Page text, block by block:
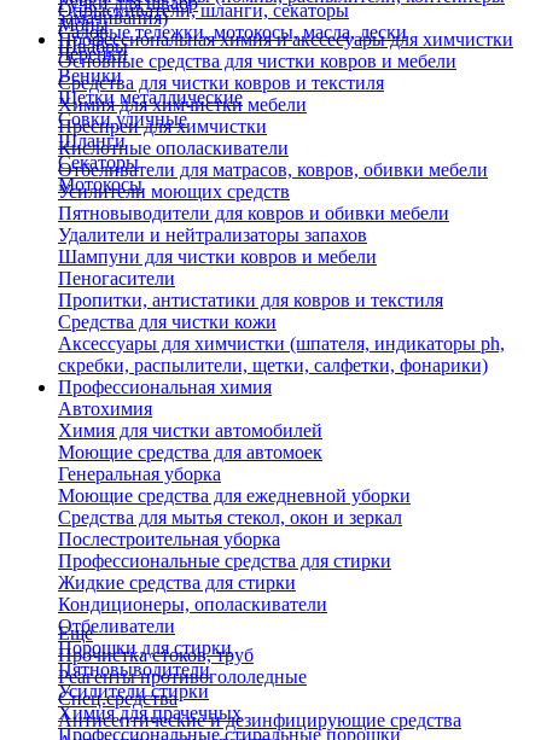
Мопы
Швабры
Опрыскиватели, шланги, секаторы
Садовые тележки, мотокосы, масла, лески
Черенки
Веники
Щетки металлические
Совки уличные
Шланги
Секаторы
Мотокосы
замачивания)
Профессиональная химия и акссесуары для химчистки
Основные средства для чистки ковров и мебели
Средства для чистки ковров и текстиля
Химия для химчистки мебели
Преспреи для химчистки
Кислотные ополаскиватели
Отбеливатели для матрасов, ковров, обивки мебели
Усилители моющих средств
Пятновыводители для ковров и обивки мебели
Удалители и нейтрализаторы запахов
Шампуни для чистки ковров и мебели
Пеногасители
Пропитки, антистатики для ковров и текстиля
Средства для чистки кожи
Аксессуары для химчистки (шпателя, индикаторы ph,
скребки, распылители, щетки, салфетки, фонарики)
Профессиональная химия
Автохимия
Химия для чистки автомобилей
Моющие средства для автомоек
Генеральная уборка
Моющие средства для ежедневной уборки
Средства для мытья стекол, окон и зеркал
Послестроительная уборка
Профессиональные средства для стирки
Жидкие средства для стирки
Кондиционеры, ополаскиватели
Отбеливатели
Порошки для стирки
Пятновыводители
Усилители стирки
Химия для прачечных
Профессиональные стиральные порошки
Еще
Прочистка стоков, труб
Реагенты противогололедные
Спец.средства
Антисептические и дезинфицирующие средства